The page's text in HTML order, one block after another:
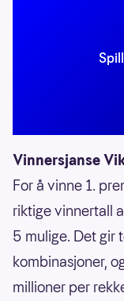
Vinnersjanse
For å vinne 1.
riktige vinnertall
5 mulige. Det gir
kombinasjoner,
millioner per